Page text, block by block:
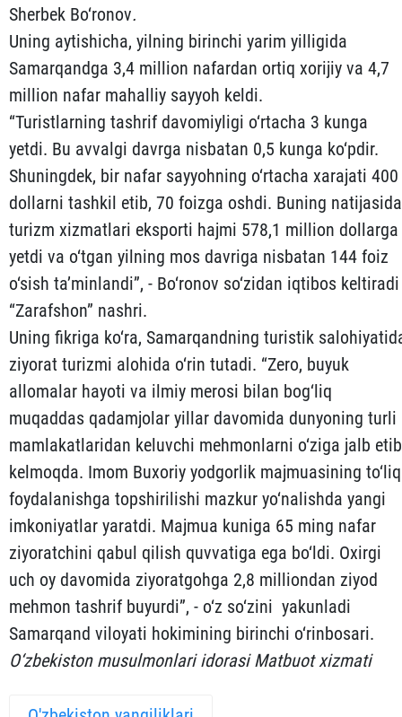
Sherbek Bo‘ronov.
Uning aytishicha, yilning birinchi yarim yilligida
Samarqandga 3,4 million nafardan ortiq xorijiy va 4,7
million nafar mahalliy sayyoh keldi.
“Turistlarning tashrif davomiyligi o‘rtacha 3 kunga
yetdi. Bu avvalgi davrga nisbatan 0,5 kunga ko‘pdir.
Shuningdek, bir nafar sayyohning o‘rtacha xarajati 400
dollarni tashkil etib, 70 foizga oshdi. Buning natijasida
turizm xizmatlari eksporti hajmi 578,1 million dollarga
yetdi va o‘tgan yilning mos davriga nisbatan 144 foiz
o‘sish ta’minlandi”, - Bo‘ronov so‘zidan iqtibos keltiradi
“Zarafshon” nashri.
Uning fikriga ko‘ra, Samarqandning turistik
ziyorat turizmi alohida o‘rin tutadi. “Zero, buyuk
allomalar hayoti va ilmiy merosi bilan bog‘liq
muqaddas qadamjolar yillar davomida dunyoning turli
mamlakatlaridan keluvchi mehmonlarni o‘ziga jalb etib
kelmoqda. Imom Buxoriy yodgorlik majmuasining to‘liq
foydalanishga topshirilishi mazkur yo‘nalishda yangi
imkoniyatlar yaratdi. Majmua kuniga 65 ming nafar
ziyoratchini qabul qilish quvvatiga ega bo‘ldi. Oxirgi
uch oy davomida ziyoratgohga 2,8 milliondan ziyod
mehmon tashrif buyurdi”, - o‘z so‘zini yakunladi
Samarqand viloyati hokimining birinchi o‘rinbosari.
O‘zbekiston musulmonlari idorasi Matbuot xizmati